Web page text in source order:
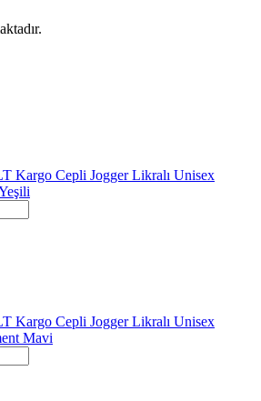
Kargo Cepli Jogger Likralı Unisex
Kargo Cepli Jogger Likralı Unisex
Mavi